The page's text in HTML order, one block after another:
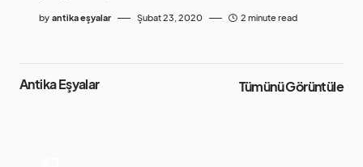
by antika eşyalar Şubat 23, 2020 2 minute read
Antika Eşyalar Tümünü Görüntüle